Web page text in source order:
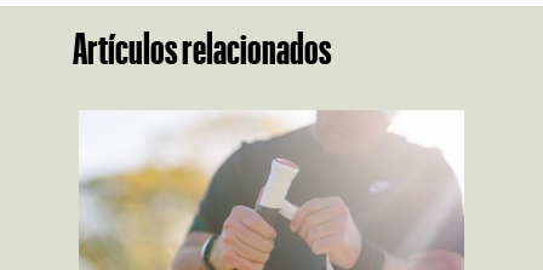
Artículos relacionados